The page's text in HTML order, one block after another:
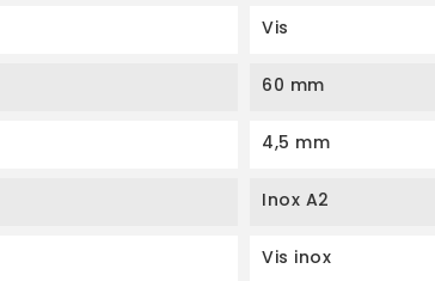
Vis
60 mm
4,5 mm
Inox A2
Vis inox